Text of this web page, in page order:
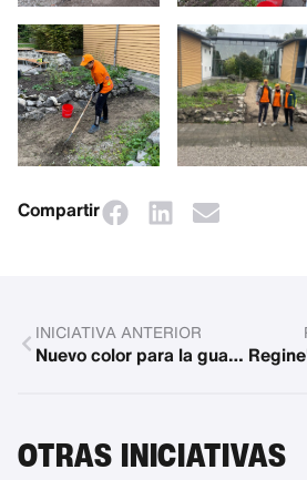
Compartir
INICIATIVA ANTERIOR
Nuevo color para la guardería Johanniter
OTRAS INICIATIVAS